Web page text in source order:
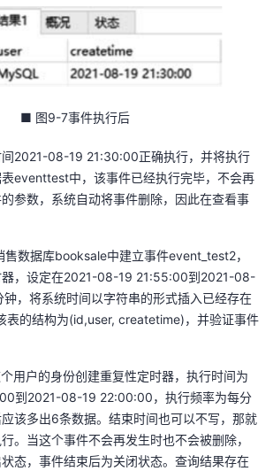
■ 图9-7事件执行后
2021-08-19 21:30:00正确执行，并将执行
eventtest中，该事件已经执行完毕，不会再
参数，系统自动将事件删除，因此在查看事
售数据库booksale中建立事件event_test2，
器，设定在2021-08-19 21:55:00到2021-08-
，将系统时间以字符串的形式插入已经存在
表的结构为(id,user, createtime)，并验证事件
用户的身份创建重复性定时器，执行时间为
到2021-08-19 22:00:00，执行频率为每分
该多出6条数据。结束时间也可以不写，那就
。当这个事件不会再发生时也不会被删除，
态，事件结束后为关闭状态。查询结果存在